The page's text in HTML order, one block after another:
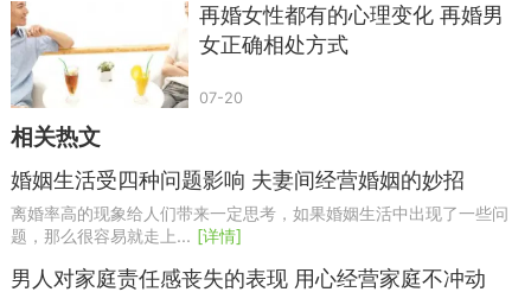
再婚女性都有的心理变化 再婚男
女正确相处方式
07-20
相关热文
婚姻生活受四种问题影响 夫妻间经营婚姻的妙招
离婚率高的现象给人们带来一定思考，如果婚姻生活中出现了一些问
题，那么很容易就走上... [详情]
男人对家庭责任感丧失的表现 用心经营家庭不冲动